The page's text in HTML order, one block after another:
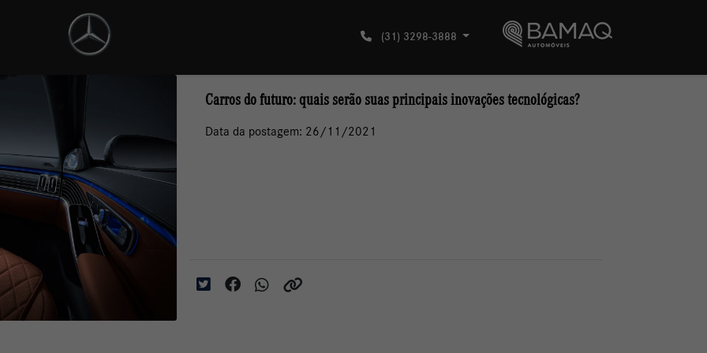
(31) 3298-3888
Carros do futuro: quais serão suas principais inovações tecnológicas?
Data da postagem: 26/11/2021